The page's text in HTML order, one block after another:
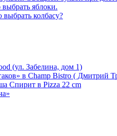
яблоки.
колбасу?
(ул. Забелина, дом 1)
в Champ Bistro ( Дмитрий
Спирит в Pizza 22 cm